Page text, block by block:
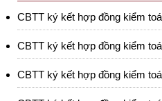
CBTT ký kết hợp đồng kiểm
CBTT ký kết hợp đồng kiểm
CBTT ký kết hợp đồng kiểm